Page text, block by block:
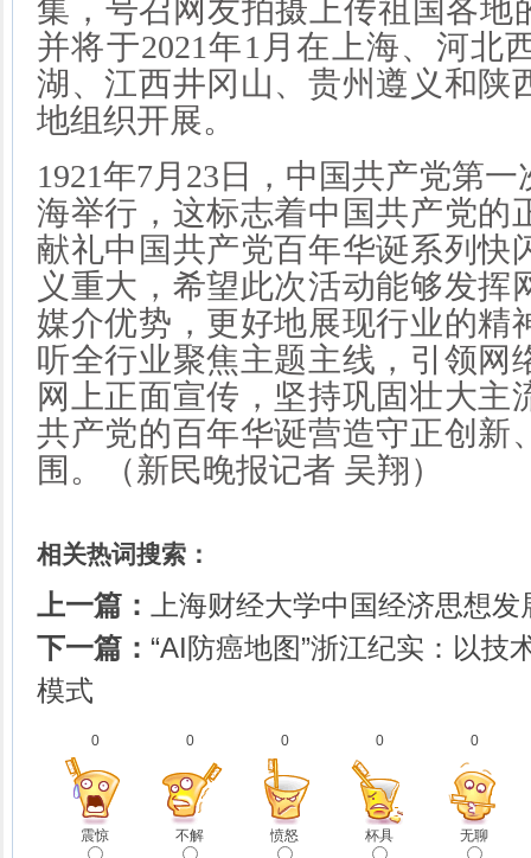
集，号召网友拍摄上传祖国各地
并将于2021年1月在上海、河北
湖、江西井冈山、贵州遵义和陕
地组织开展。
1921年7月23日，中国共产党第
海举行，这标志着中国共产党的
献礼中国共产党百年华诞系列快
义重大，希望此次活动能够发挥
媒介优势，更好地展现行业的精
听全行业聚焦主题主线，引领网
网上正面宣传，坚持巩固壮大主
共产党的百年华诞营造守正创新
围。（新民晚报记者 吴翔）
相关热词搜索：
上一篇：
上海财经大学中国经济思想
下一篇： “AI防癌地图”浙江纪实：以技
模式
0
震惊
0
不解
0
愤怒
0
杯具
0
无聊